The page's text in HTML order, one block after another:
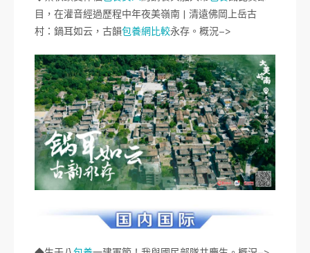
目，在灌音經過歷程中年夜美嶺南 | 清遠佛岡上岳古
村：鍋耳如云，古韻包養網比較永存。概況–>